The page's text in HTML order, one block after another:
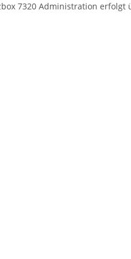
7320 Administration